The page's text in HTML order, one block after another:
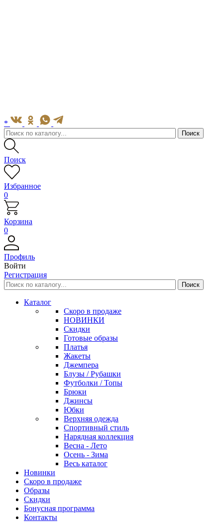
*
Поиск
Избранное
0
Корзина
0
Профиль
Войти
Регистрация
Каталог
Скоро в продаже
НОВИНКИ
Скидки
Готовые образы
Платья
Жакеты
Джемпера
Блузы / Рубашки
Футболки / Топы
Брюки
Джинсы
Юбки
Верхняя одежда
Спортивный стиль
Нарядная коллекция
Весна - Лето
Осень - Зима
Весь каталог
Новинки
Скоро в продаже
Образы
Скидки
Бонусная программа
Контакты